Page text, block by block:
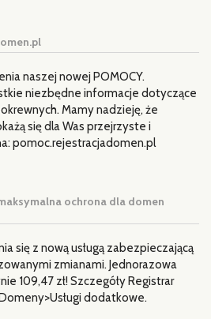
naszej nowej POMOCY.
niezbędne informacje dotyczące
Mamy nadzieję, że
się dla Was przejrzyste i
pomoc.rejestracjadomen.pl
ochrona dla domen
się z nową usługą zabezpieczającą
zmianami. Jednorazowa
109,47 zł! Szczegóły Registrar
dodatkowe.